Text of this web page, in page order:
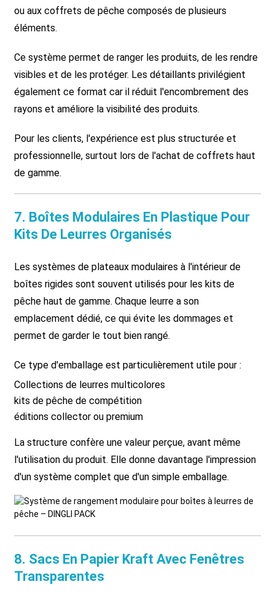
ou aux coffrets de pêche composés de plusieurs
éléments.
Ce système permet de ranger les produits, de les rendre
visibles et de les protéger. Les détaillants privilégient
également ce format car il réduit l'encombrement des
rayons et améliore la visibilité des produits.
Pour les clients, l'expérience est plus structurée et
professionnelle, surtout lors de l'achat de coffrets haut
de gamme.
7. Boîtes Modulaires En Plastique Pour
Kits De Leurres Organisés
Les systèmes de plateaux modulaires à l'intérieur de
boîtes rigides sont souvent utilisés pour les kits de
pêche haut de gamme. Chaque leurre a son
emplacement dédié, ce qui évite les dommages et
permet de garder le tout bien rangé.
Ce type d'emballage est particulièrement utile pour :
Collections de leurres multicolores
kits de pêche de compétition
éditions collector ou premium
La structure confère une valeur perçue, avant même
l'utilisation du produit. Elle donne davantage l'impression
d'un système complet que d'un simple emballage.
8. Sacs En Papier Kraft Avec Fenêtres
Transparentes